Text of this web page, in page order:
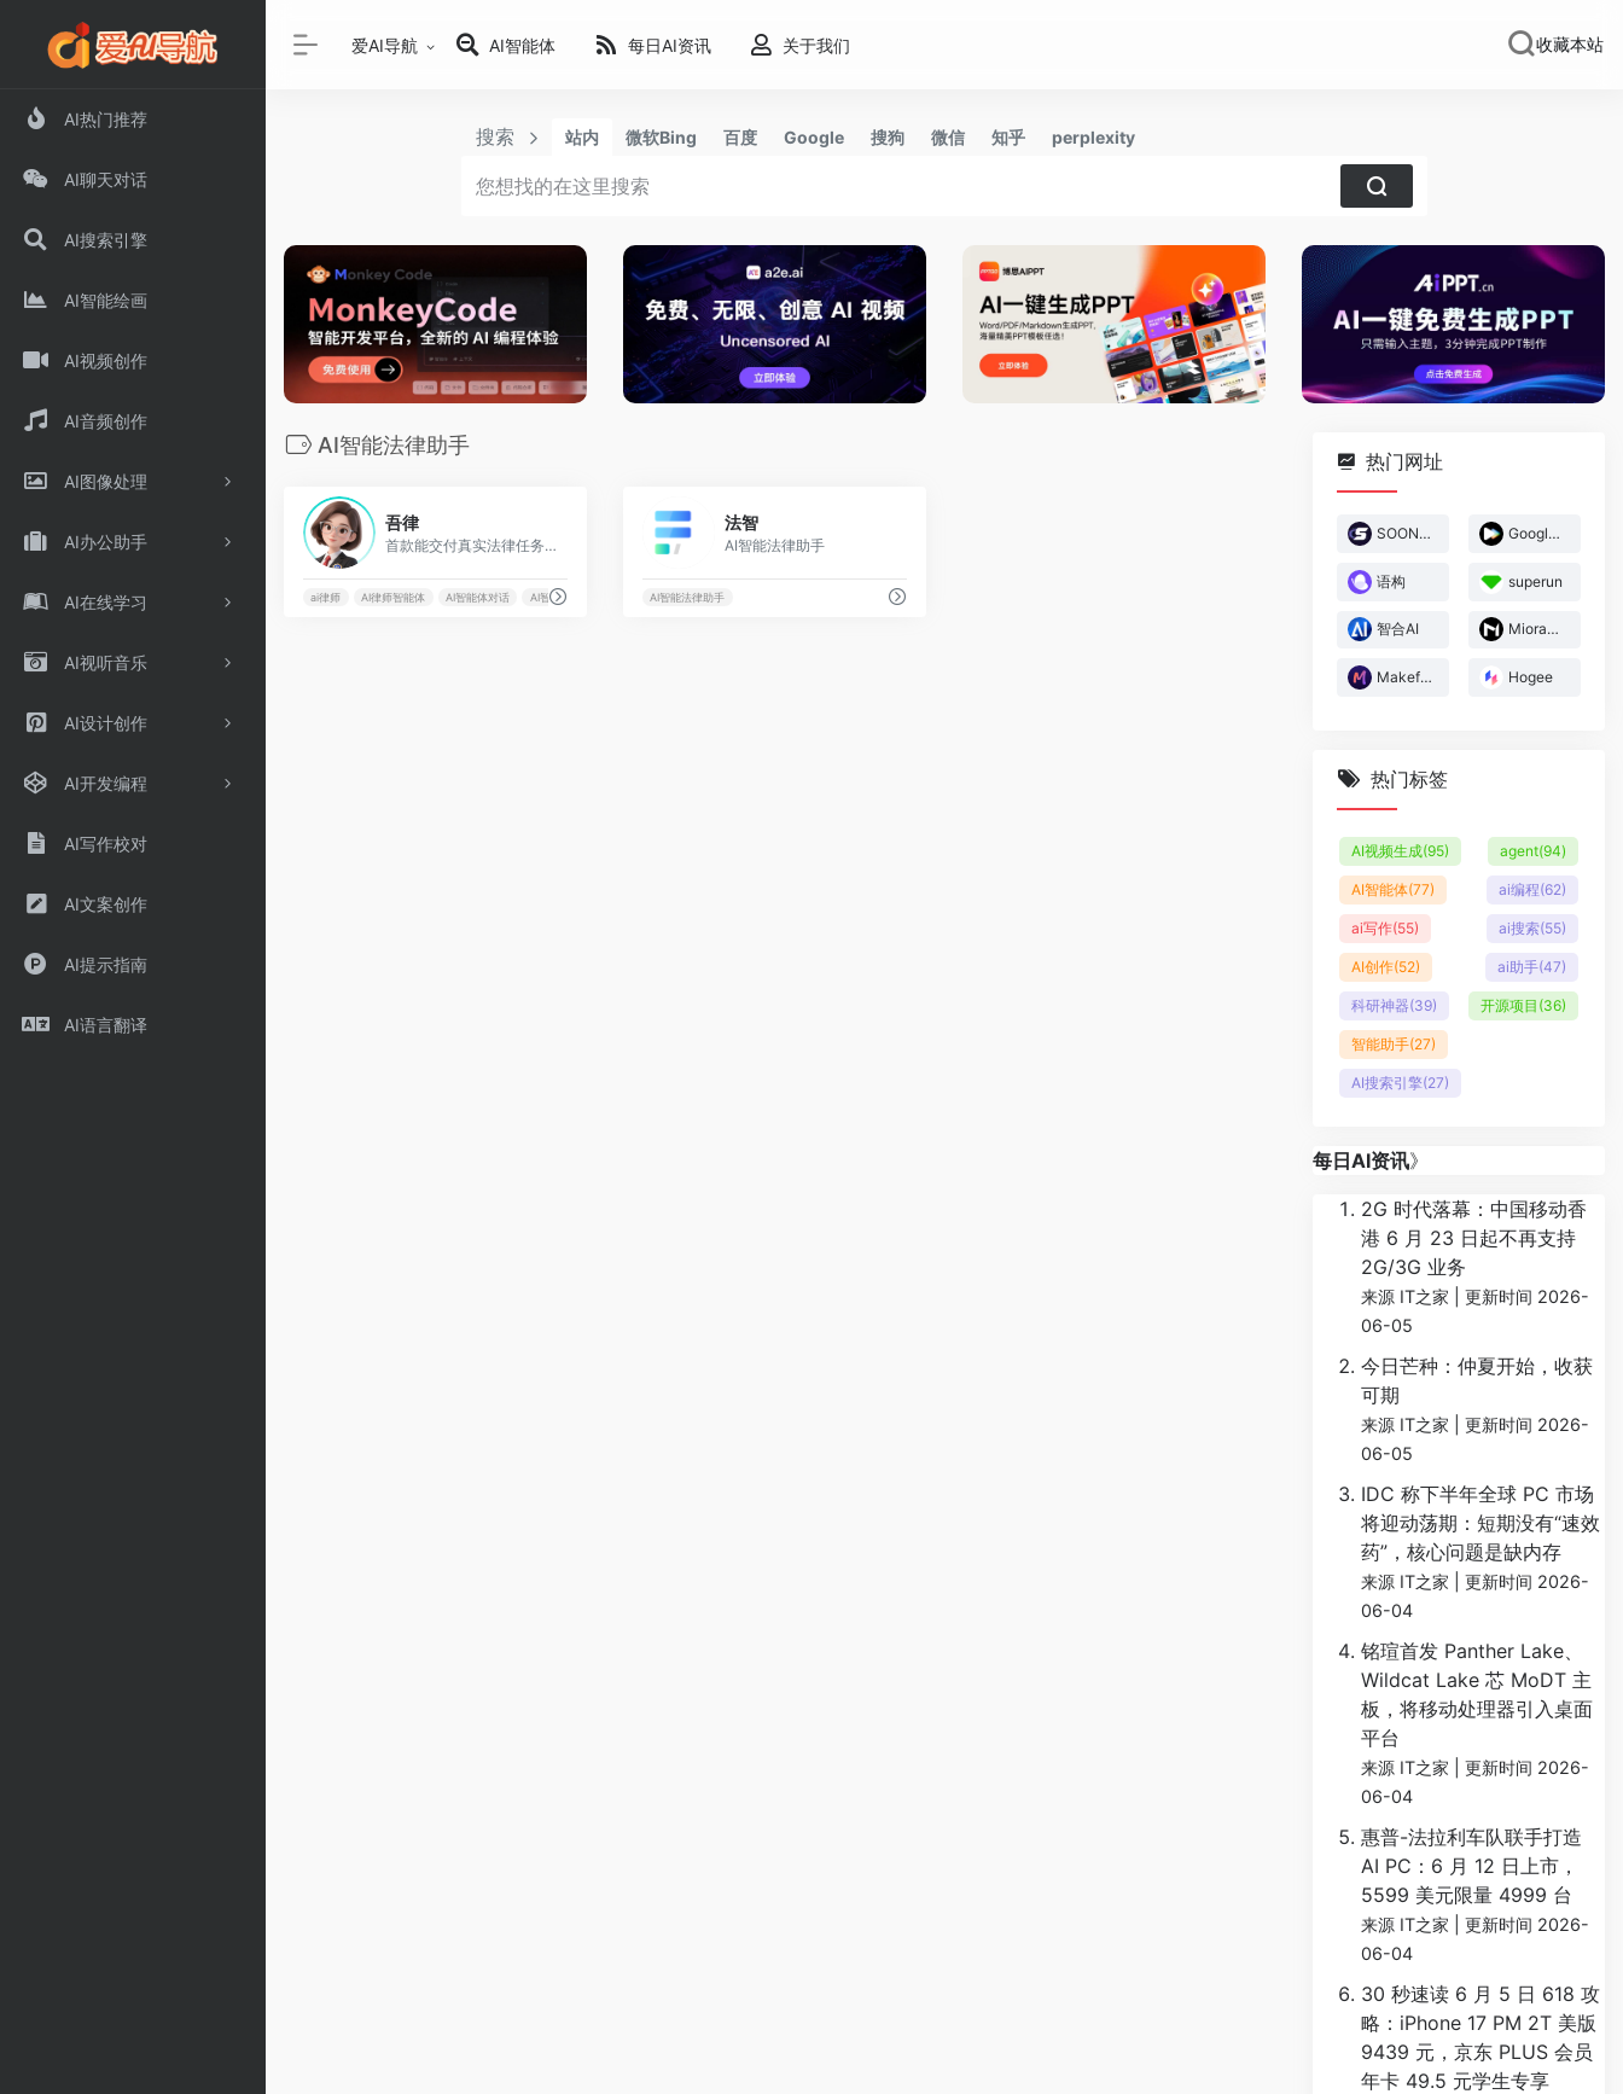
AI热门推荐
AI聊天对话
AI搜索引擎
AI智能绘画
AI视频创作
AI音频创作
AI图像处理
AI办公助手
AI在线学习
AI视听音乐
AI设计创作
AI开发编程
AI写作校对
AI文案创作
AI提示指南
AI语言翻译
爱AI导航 AI智能体 每日AI资讯 关于我们 收藏本站
搜索 站内 微软Bing 百度 Google 搜狗 微信 知乎 perplexity
AI智能法律助手
吾律
首款能交付真实法律任务的AI律师
ai律师 AI律师智能体 AI智能体对话 AI智能法律助手
法智
AI智能法律助手
AI智能法律助手
热门网址
SOON-AI游戏创作 Google Flow Music
语构 superun
智合AI Miora妙境
Makefun Hogee
热门标签
AI视频生成(95) agent(94)
AI智能体(77) ai编程(62)
ai写作(55) ai搜索(55)
AI创作(52) ai助手(47)
科研神器(39) 开源项目 (36)
智能助手(27)
AI搜索引擎(27)
每日AI资讯》
2G 时代落幕：中国移动香
港 6 月 23 日起不再支持
2G/3G 业务
来源 IT之家
更新时间 2026-
06-05
今日芒种：仲夏开始，收获
可期
来源 IT之家
更新时间 2026-
06-05
IDC 称下半年全球 PC 市场
将迎动荡期：短期没有“速效
药”，核心问题是缺内存
来源 IT之家
更新时间 2026-
06-04
铭瑄首发 Panther Lake、
Wildcat Lake 芯 MoDT 主
板，将移动处理器引入桌面
平台
来源 IT之家
更新时间 2026-
06-04
惠普-法拉利车队联手打造
AI PC：6 月 12 日上市，
5599 美元限量 4999 台
来源 IT之家
更新时间 2026-
06-04
30 秒速读 6 月 5 日 618 攻
略：iPhone 17 PM 2T 美版
9439 元，京东 PLUS 会员
年卡 49.5 元学生专享